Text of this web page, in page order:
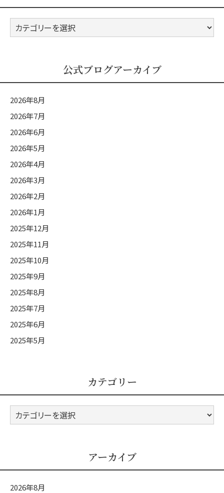
公
式
テ
ゴ
リ
ー
公式ブログアーカイブ
2026年8月
2026年7月
2026年6月
2026年5月
2026年4月
2026年3月
2026年2月
2026年1月
2025年12月
2025年11月
2025年10月
2025年9月
2025年8月
2025年7月
2025年6月
2025年5月
カテゴリー
カ
テ
アーカイブ
2026年8月